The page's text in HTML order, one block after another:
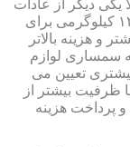
دیگر از عادات
نادرست مشتریان ایرانی است.یک لباسشویی ١٢ کیلوگرمی برای
بیشتر و هزینه بالاتر
سمساری لوازم
تعیین می
ظرفیت بیشتر از
و پرداخت هزینه